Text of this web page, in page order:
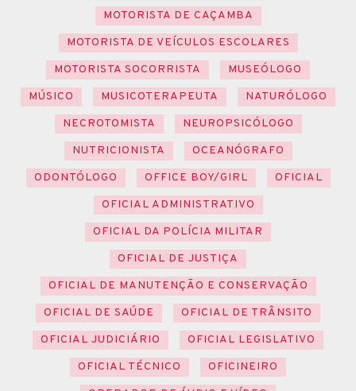
MOTORISTA DE CAÇAMBA
MOTORISTA DE VEÍCULOS ESCOLARES
MOTORISTA SOCORRISTA
MUSEÓLOGO
MÚSICO
MUSICOTERAPEUTA
NATURÓLOGO
NECROTOMISTA
NEUROPSICÓLOGO
NUTRICIONISTA
OCEANÓGRAFO
ODONTÓLOGO
OFFICE BOY/GIRL
OFICIAL
OFICIAL ADMINISTRATIVO
OFICIAL DA POLÍCIA MILITAR
OFICIAL DE JUSTIÇA
OFICIAL DE MANUTENÇÃO E CONSERVAÇÃO
OFICIAL DE SAÚDE
OFICIAL DE TRÂNSITO
OFICIAL JUDICIÁRIO
OFICIAL LEGISLATIVO
OFICIAL TÉCNICO
OFICINEIRO